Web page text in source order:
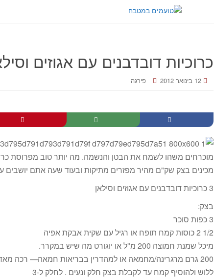
כרוכיות דובדבנים עם אגוזים
12 בינואר 2012 פירגה
מוכרחים משהו לשמח את הבטן והנשמה. מה יותר טוב מפרוסת
מכינים בצק שק"ם מהיר מפזרים מתיקות ובעוד שעה אתם יושבים
3 כרוכיות דובדבנים עם אגוזים וסילאן
בצק:
3 כפות סוכר
1/2 2 כוסות קמח תופח או רגיל עם שקית אבקת אפיה
מיכל שמנת חמוצה 200 מ"ל או יוגורט מה שיש במקרר.
200 גרם מרגרינה/מחמאה או למהדרין בבריאות חמאה— רכה מאד
ללוש ולהוסיף קמח עד לקבלת בצק חלק ונעים . לחלק ל-3